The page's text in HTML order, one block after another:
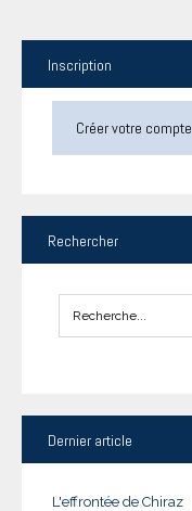
Inscription
Créer votre compte
Rechercher
Dernier article
L'effrontée de Chiraz